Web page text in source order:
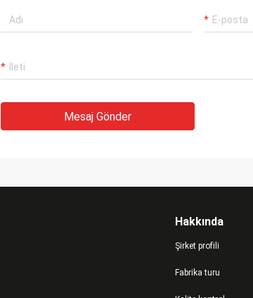
Mesaj Gönder
Hakkında
Şirket profili
Fabrika turu